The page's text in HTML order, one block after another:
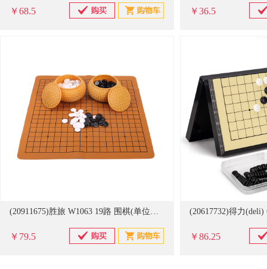
￥68.5 ￥36.5
(20911675)胜旅 W1063 19路 围棋(单位：套)
￥79.5 ￥86.25